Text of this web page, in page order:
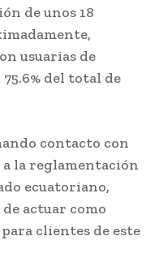
de unos 18
usuarias de
del total de
contacto con
la reglamentación
ecuatoriano,
actuar como
clientes de este